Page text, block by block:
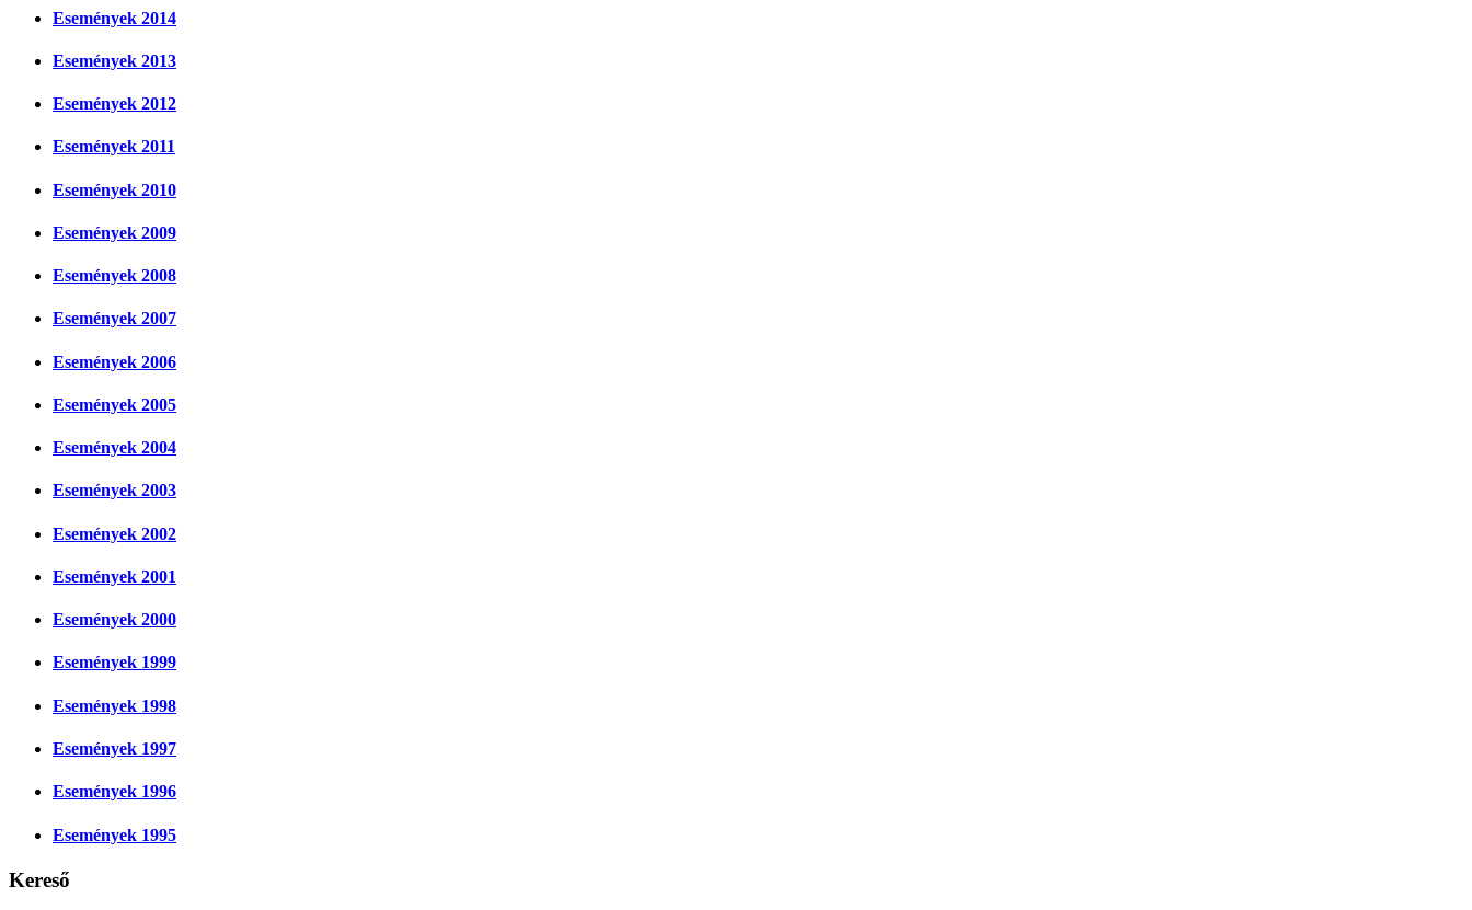
Események 2014
Események 2013
Események 2012
Események 2011
Események 2010
Események 2009
Események 2008
Események 2007
Események 2006
Események 2005
Események 2004
Események 2003
Események 2002
Események 2001
Események 2000
Események 1999
Események 1998
Események 1997
Események 1996
Események 1995
Kereső